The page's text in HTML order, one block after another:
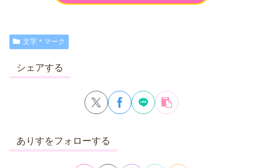
文字＊マーク
シェアする
ありすをフォローする